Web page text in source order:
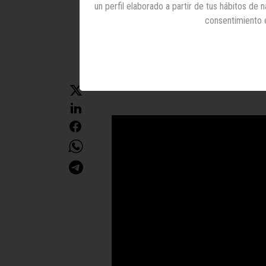
un perfil elaborado a partir de tus hábitos de
consentimiento